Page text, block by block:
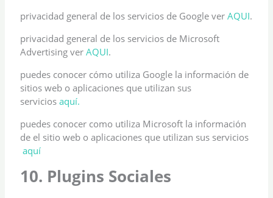
privacidad general de los servicios de Google verAQUI.
privacidad general de los servicios de Microsoft
Advertising verAQUI.
puedes conocer cómo utiliza Google la información de
sitios web o aplicaciones que utilizan sus
serviciosaquí.
puedes conocer como utiliza Microsoft la información
de el sitio web o aplicaciones que utilizan sus servicios
aquí
10. Plugins Sociales